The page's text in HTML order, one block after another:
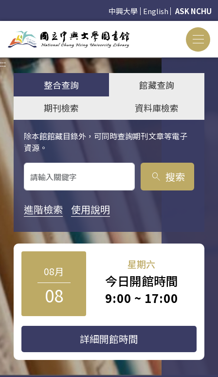
中興大學 English ASK NCHU
:::
整合查詢
館藏查詢
期刊檢索
資料庫檢索
除本館館藏目錄外，可同時查詢期刊文章等電子
資源。
關鍵字搜尋
search 搜索
進階檢索 使用說明
08月
08
星期六
今日開館時間
9:00 ~ 17:00
詳細開館時間